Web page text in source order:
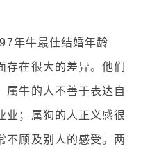
年牛最佳结婚年龄
在很大的差异。他们
属牛的人不善于表达自
业；属狗的人正义感很
不顾及别人的感受。两